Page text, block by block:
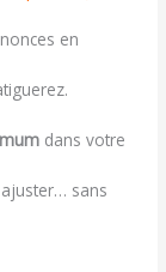
en
dans votre
sans